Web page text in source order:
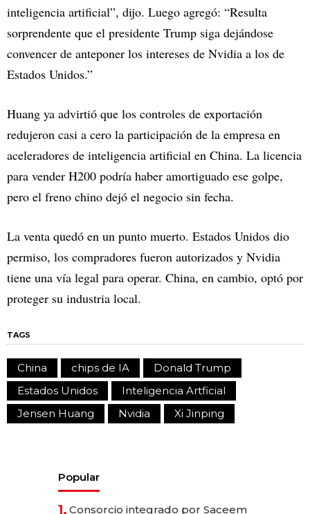
inteligencia artificial”, dijo. Luego agregó: “Resulta
sorprendente que el presidente Trump siga dejándose
convencer de anteponer los intereses de Nvidia a los de
Estados Unidos.”
Huang ya advirtió que los controles de exportación
redujeron casi a cero la participación de la empresa en
aceleradores de inteligencia artificial en China. La licencia
para vender H200 podría haber amortiguado ese golpe,
pero el freno chino dejó el negocio sin fecha.
La venta quedó en un punto muerto. Estados Unidos dio
permiso, los compradores fueron autorizados y Nvidia
tiene una vía legal para operar. China, en cambio, optó por
proteger su industria local.
TAGS
China chips de IA
Donald Trump
Estados Unidos
Inteligencia Artficial
Jensen Huang
Nvidia Xi Jinping
Popular
1. Consorcio integrado por Saceem